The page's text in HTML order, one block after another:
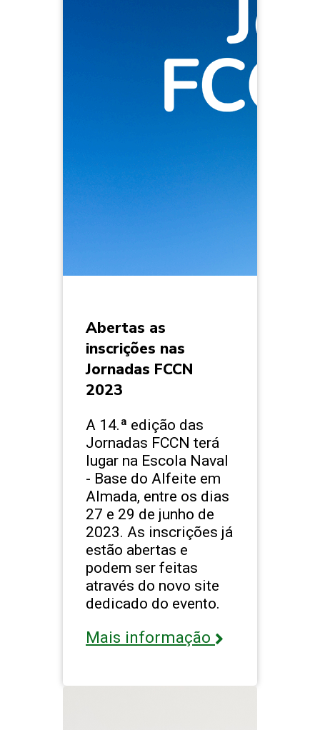
Abertas as
inscrições nas
Jornadas FCCN
2023
A 14.ª edição das
Jornadas FCCN terá
lugar na Escola Naval
- Base do Alfeite em
Almada, entre os dias
27 e 29 de junho de
2023. As inscrições já
estão abertas e
podem ser feitas
através do novo site
dedicado do evento.
Mais informação